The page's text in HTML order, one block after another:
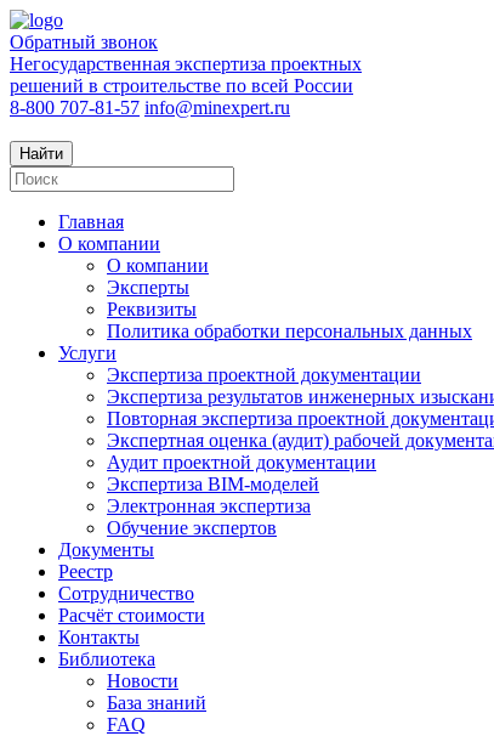
Обратный звонок
Негосударственная экспертиза проектных
решений в строительстве по всей России
8-800 707-81-57 info@minexpert.ru
Найти
Главная
О компании
О компании
Эксперты
Реквизиты
Политика обработки персональных данных
Услуги
Экспертиза проектной документации
Экспертиза результатов инженерных
Повторная экспертиза проектной
Экспертная оценка (аудит) рабочей
Аудит проектной документации
Экспертиза BIM-моделей
Электронная экспертиза
Обучение экспертов
Документы
Реестр
Сотрудничество
Расчёт стоимости
Контакты
Библиотека
Новости
База знаний
FAQ